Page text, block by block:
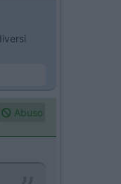
Abuso